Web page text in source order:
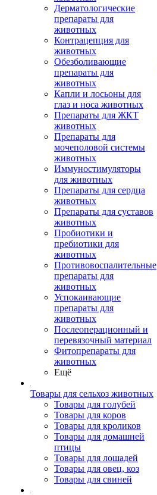
Дерматологические
препараты для
животных
Контрацепция для
животных
Обезболивающие
препараты для
животных
Капли и лосьоны для
глаз и носа животных
Препараты для ЖКТ
животных
Препараты для
мочеполовой системы
животных
Иммуностимуляторы
для животных
Препараты для сердца
животных
Препараты для суставов
животных
Пробиотики и
пребиотики для
животных
Противовоспалительные
препараты для
животных
Успокаивающие
препараты для
животных
Послеоперационный и
перевязочный материал
Фитопрепараты для
животных
Ещё
Товары для сельхоз животных
Товары для голубей
Товары для коров
Товары для кроликов
Товары для домашней
птицы
Товары для лошадей
Товары для овец, коз
Товары для свиней